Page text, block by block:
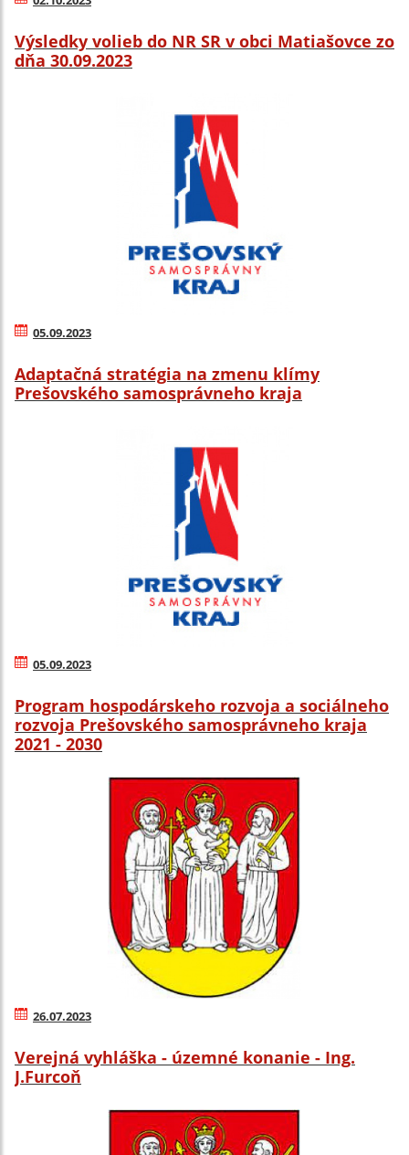
Výsledky volieb do NR SR v obci Matiašovce zo
dňa 30.09.2023
05.09.2023
Adaptačná stratégia na zmenu klímy
Prešovského samosprávneho kraja
05.09.2023
Program hospodárskeho rozvoja a sociálneho
rozvoja Prešovského samosprávneho kraja
2021 - 2030
26.07.2023
Verejná vyhláška - územné konanie - Ing.
J.Furcoň